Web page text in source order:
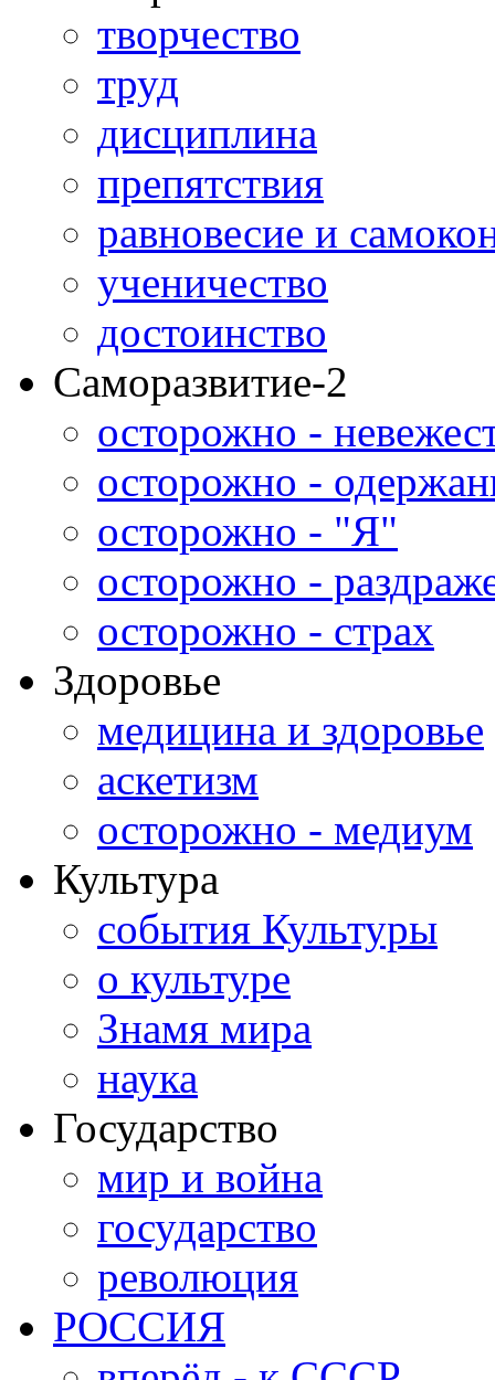
творчество
труд
дисциплина
препятствия
равновесие и
ученичество
достоинство
Саморазвитие-2
осторожно -
осторожно -
осторожно - "Я"
осторожно -
осторожно - страх
Здоровье
медицина и здоровье
аскетизм
осторожно - медиум
Культура
события Культуры
о культуре
Знамя мира
наука
Государство
мир и война
государство
революция
РОССИЯ